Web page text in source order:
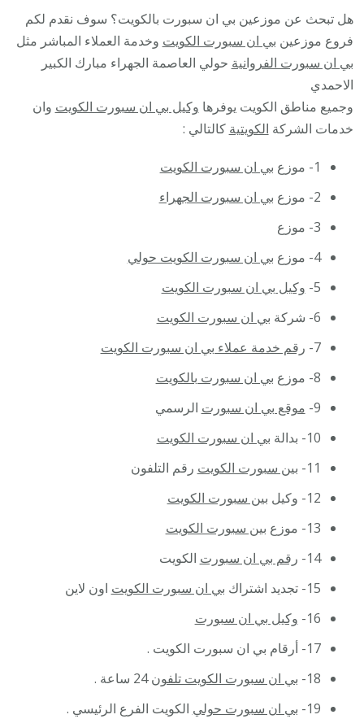
هل تبحث عن موزعين بي ان سبورت بالكويت؟ سوف نقدم لكم
فروع موزعين بي ان سبورت الكويت وخدمة العملاء المباشر مثل
بي ان سبورت الفروانية حولي العاصمة الجهراء مبارك الكبير
الاحمدي
وجميع مناطق الكويت يوفرها وكيل بي ان سبورت الكويت وان
خدمات الشركة الكويتية كالتالي :
1- موزع
بي ان سبورت الكويت
2- موزع
بي ان سبورت الجهراء
3- موزع
4- موزع
بي ان سبورت الكويت حولي
5- وكيل بي ان سبورت الكويت
6- شركة
بي ان سبورت الكويت
7- رقم خدمة عملاء بي ان سبورت الكويت
8- موزع
بي ان سبورت بالكويت
9- موقع بي ان سبورت الرسمي
10- بدالة
بي ان سبورت الكويت
11- بين سبورت الكويت رقم التلفون
12- وكيل
بين سبورت الكويت
13- موزع
بين سبورت الكويت
14- رقم بي ان سبورت الكويت
15- تجديد اشتراك
بي ان سبورت الكويت اون لاين
16- وكيل بي ان سبورت
17- أرقام بي ان سبورت الكويت .
18- بي ان سبورت الكويت تلفون24 ساعة .
19- بي ان سبورت حولي الكويت الفرع الرئيسي .